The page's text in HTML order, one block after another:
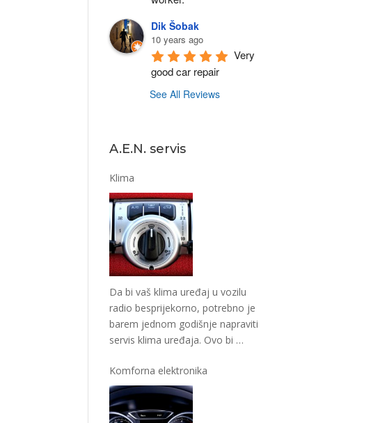
Dik Šobak
10 years ago
Very
good car repair
See All Reviews
A.E.N. servis
Klima
Da bi vaš klima uređaj u vozilu
radio besprijekorno, potrebno je
barem jednom godišnje napraviti
servis klima uređaja. Ovo bi …
Komforna elektronika